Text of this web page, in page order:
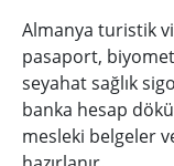
Almanya turistik
pasaport,
seyahat sağlık
banka hesap
mesleki belgeler